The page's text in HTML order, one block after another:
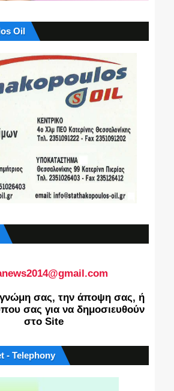
Oil
γνώμη σας, την άποψη σας, ή
σας για να δημοσιευθούν
στο Site
- Telephony